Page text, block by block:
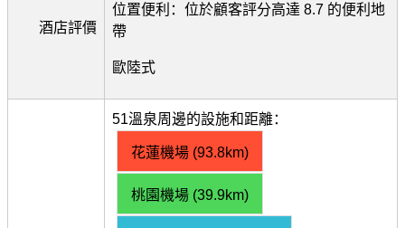
酒店評價
位置便利：位於顧客評分高達 8.7 的便利地
帶
歐陸式
51溫泉周邊的設施和距離：
花蓮機場 (93.8km)
桃園機場 (39.9km)